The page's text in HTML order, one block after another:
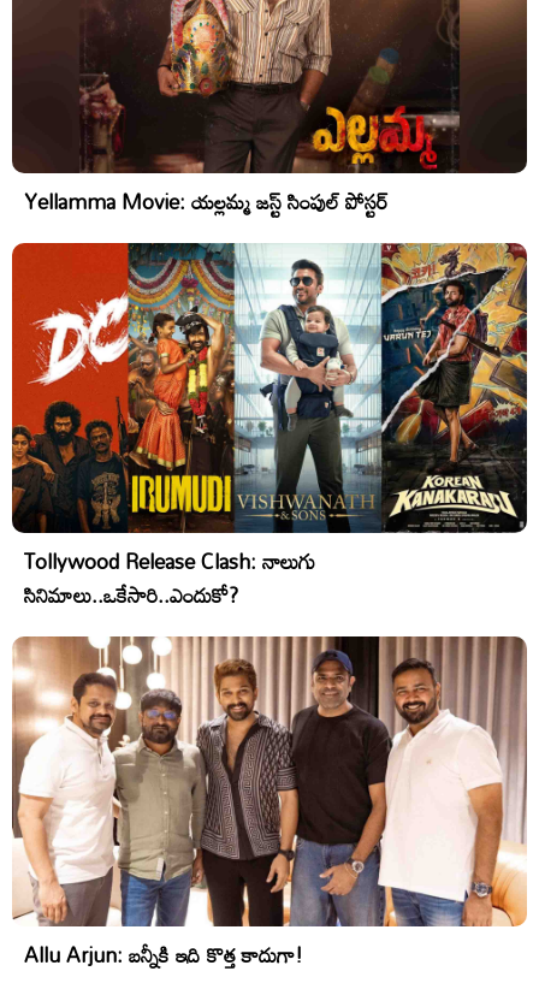
Yellamma Movie: యల్లమ్మ జస్ట్ సింపుల్ పోస్టర్
Tollywood Release Clash: నాలుగు
సినిమాలు..ఒకేసారి..ఎందుకో?
Allu Arjun: బన్నీకి ఇది కొత్త కాదుగా!